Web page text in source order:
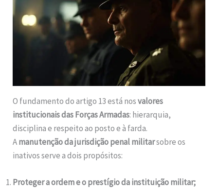
O fundamento do artigo 13 está nosvalores
institucionais das Forças Armadas: hierarquia,
disciplina e respeito ao posto e à farda.
Amanutenção da jurisdição penal militarsobre os
inativos serve a dois propósitos:
Proteger a ordem e o prestígio da instituição militar;